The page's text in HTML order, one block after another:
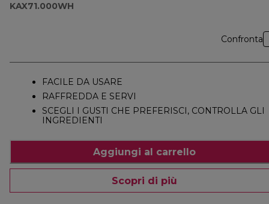
KAX71.000WH
Confronta
FACILE DA USARE
RAFFREDDA E SERVI
SCEGLI I GUSTI CHE PREFERISCI, CONTROLLA GLI
INGREDIENTI
Aggiungi al carrello
Scopri di più